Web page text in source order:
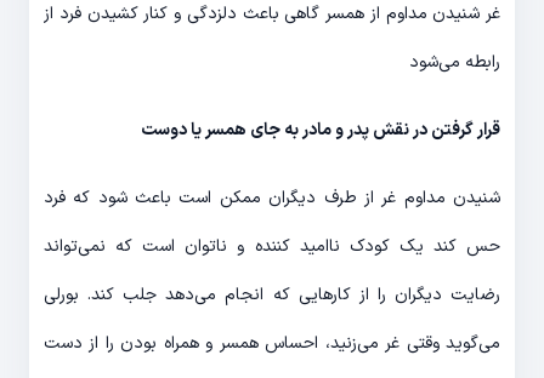
غر شنیدن مداوم از همسر گاهی باعث دلزدگی و کنار کشیدن فرد از
رابطه می‌شود
قرار گرفتن در نقش پدر و مادر به جای همسر یا دوست
شنیدن مداوم غر از طرف دیگران ممکن است باعث شود که فرد
حس کند یک کودک ناامید کننده و ناتوان است که نمی‌تواند
رضایت دیگران را از کارهایی که انجام می‌دهد جلب کند. بورلی
می‌گوید وقتی غر می‌زنید، احساس همسر و همراه بودن را از دست